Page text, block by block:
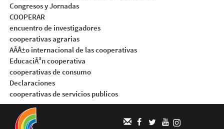
Congresos y Jornadas
COOPERAR
encuentro de investigadores
cooperativas agrarias
AÃÂ±o internacional de las cooperativas
EducaciÃ³n cooperativa
cooperativas de consumo
Declaraciones
cooperativas de servicios publicos